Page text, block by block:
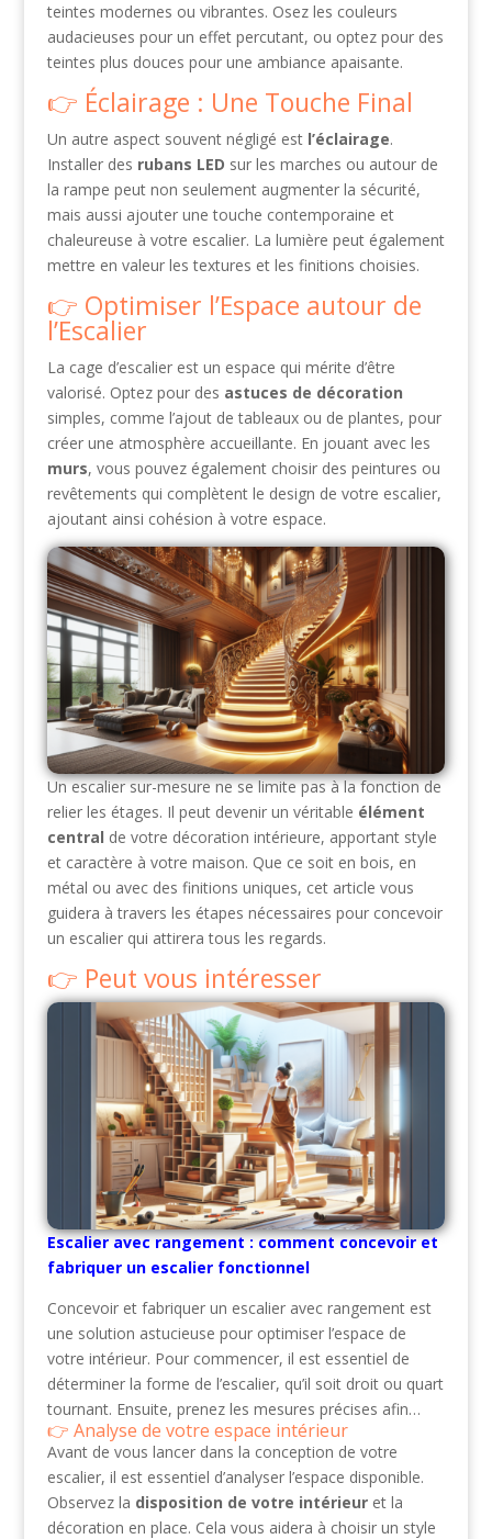
teintes modernes ou vibrantes. Osez les couleurs
audacieuses pour un effet percutant, ou optez pour des
teintes plus douces pour une ambiance apaisante.
Éclairage : Une Touche Final
Un autre aspect souvent négligé est l’éclairage.
Installer des rubans LED sur les marches ou autour de
la rampe peut non seulement augmenter la sécurité,
mais aussi ajouter une touche contemporaine et
chaleureuse à votre escalier. La lumière peut également
mettre en valeur les textures et les finitions choisies.
Optimiser l’Espace autour de
l’Escalier
La cage d’escalier est un espace qui mérite d’être
valorisé. Optez pour des astuces de décoration
simples, comme l’ajout de tableaux ou de plantes, pour
créer une atmosphère accueillante. En jouant avec les
murs, vous pouvez également choisir des peintures ou
revêtements qui complètent le design de votre escalier,
ajoutant ainsi cohésion à votre espace.
Un escalier sur-mesure ne se limite pas à la fonction de
relier les étages. Il peut devenir un véritable élément
central de votre décoration intérieure, apportant style
et caractère à votre maison. Que ce soit en bois, en
métal ou avec des finitions uniques, cet article vous
guidera à travers les étapes nécessaires pour concevoir
un escalier qui attirera tous les regards.
Peut vous intéresser
Escalier avec rangement : comment concevoir et
fabriquer un escalier fonctionnel
Concevoir et fabriquer un escalier avec rangement est
une solution astucieuse pour optimiser l’espace de
votre intérieur. Pour commencer, il est essentiel de
déterminer la forme de l’escalier, qu’il soit droit ou quart
tournant. Ensuite, prenez les mesures précises afin…
Analyse de votre espace intérieur
Avant de vous lancer dans la conception de votre
escalier, il est essentiel d’analyser l’espace disponible.
Observez la disposition de votre intérieuret la
décoration en place. Cela vous aidera à choisir un style